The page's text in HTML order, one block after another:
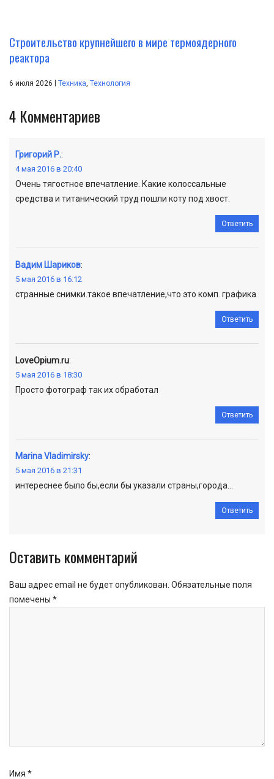
Строительство крупнейшего в мире термоядерного
реактора
6 июля 2026 | Техника, Технология
4 Комментариев
Григорий Р.:
4 мая 2016 в 20:40
Очень тягостное впечатление. Какие колоссальные
средства и титанический труд пошли коту под хвост.
Ответить
Вадим Шариков:
5 мая 2016 в 16:12
странные снимки.такое впечатление,что это комп. графика
Ответить
LoveOpium.ru:
5 мая 2016 в 18:30
Просто фотограф так их обработал
Ответить
Marina Vladimirsky:
5 мая 2016 в 21:31
интереснее было бы,если бы указали страны,города…
Ответить
Оставить комментарий
Ваш адрес email не будет опубликован. Обязательные поля
помечены *
Имя *